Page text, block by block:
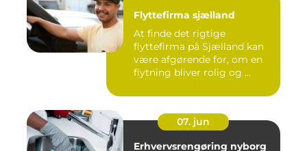
Flyttefirma sjælland
At finde det rigtige
flyttefirma på Sjælland kan
være afgørende for, om en
flytning bliver rolig og ...
07. jun
Erhvervsrengøring nyborg